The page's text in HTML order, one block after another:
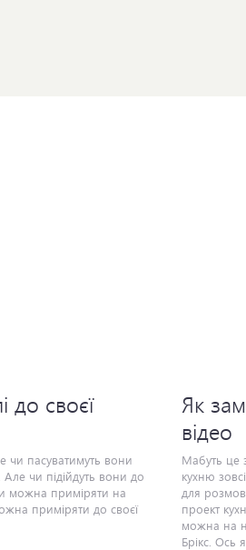
до своєї
Як
відео
Мабуть це
кухню
для розмов
проект
можна на
Брікс. Ось